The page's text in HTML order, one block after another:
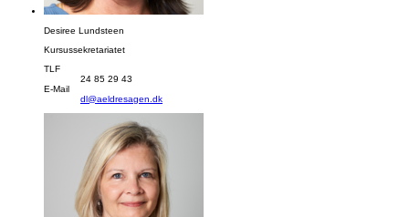
Desiree Lundsteen
Kursussekretariatet
TLF
24 85 29 43
E-Mail
dl@aeldresagen.dk